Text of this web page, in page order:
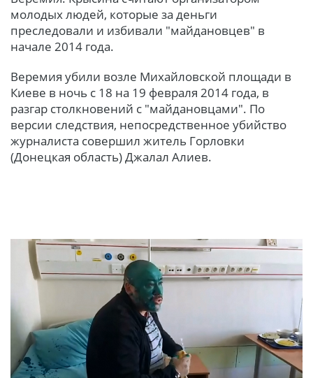
молодых людей, которые за деньги
преследовали и избивали "майдановцев" в
начале 2014 года.
Веремия убили возле Михайловской площади в
Киеве в ночь с 18 на 19 февраля 2014 года, в
разгар столкновений с "майдановцами". По
версии следствия, непосредственное убийство
журналиста совершил житель Горловки
(Донецкая область) Джалал Алиев.